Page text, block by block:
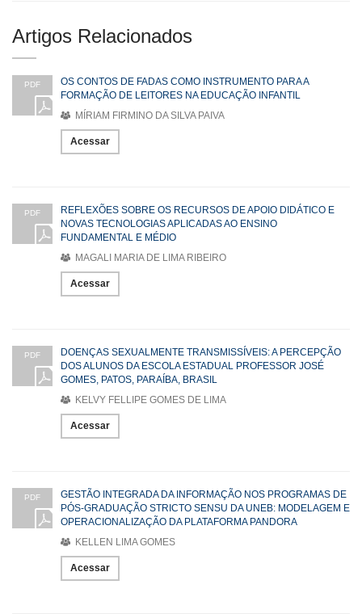
Artigos Relacionados
PDF
OS CONTOS DE FADAS COMO INSTRUMENTO PARA A
FORMAÇÃO DE LEITORES NA EDUCAÇÃO INFANTIL
MÍRIAM FIRMINO DA SILVA PAIVA
Acessar
PDF
REFLEXÕES SOBRE OS RECURSOS DE APOIO DIDÁTICO E
NOVAS TECNOLOGIAS APLICADAS AO ENSINO
FUNDAMENTAL E MÉDIO
MAGALI MARIA DE LIMA RIBEIRO
Acessar
PDF
DOENÇAS SEXUALMENTE TRANSMISSÍVEIS: A PERCEPÇÃO
DOS ALUNOS DA ESCOLA ESTADUAL PROFESSOR JOSÉ
GOMES, PATOS, PARAÍBA, BRASIL
KELVY FELLIPE GOMES DE LIMA
Acessar
PDF
GESTÃO INTEGRADA DA INFORMAÇÃO NOS PROGRAMAS DE
PÓS-GRADUAÇÃO STRICTO SENSU DA UNEB: MODELAGEM E
OPERACIONALIZAÇÃO DA PLATAFORMA PANDORA
KELLEN LIMA GOMES
Acessar